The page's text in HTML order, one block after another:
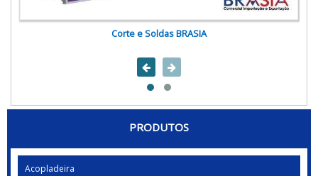
Corte e Soldas BRASIA
PRODUTOS
Acopladeira